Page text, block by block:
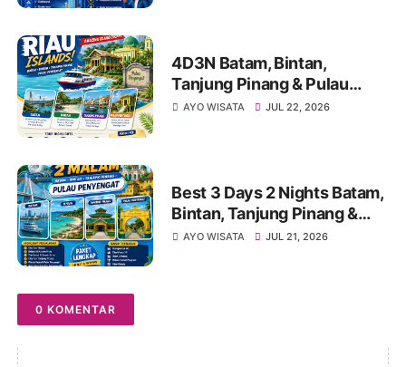
4D3N Batam, Bintan,
Tanjung Pinang & Pulau
Penyengat Tour | Call/WA
AYO WISATA JUL 22, 2026
Best 3 Days 2 Nights Batam,
Bintan, Tanjung Pinang &
Penyengat Island Tour
AYO WISATA JUL 21, 2026
0 KOMENTAR